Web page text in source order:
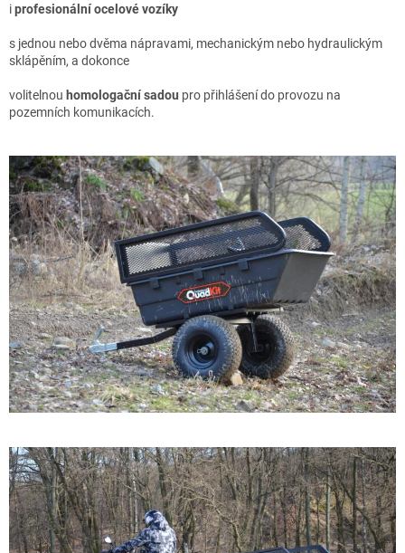
iprofesionální ocelové vozíky
s jednou nebo dvěma nápravami, mechanickým nebo hydraulickým
sklápěním, a dokonce
volitelnou homologační sadou pro přihlášení do provozu na
pozemních komunikacích.